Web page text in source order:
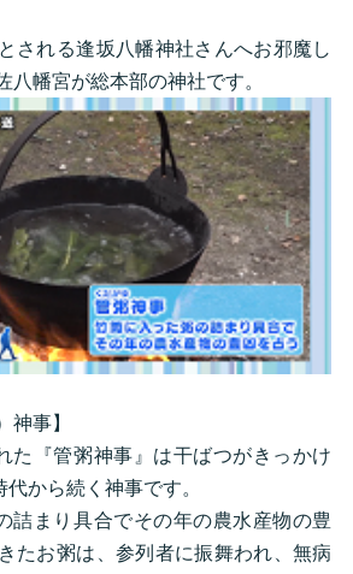
される逢坂八幡神社さんへお邪魔し
八幡宮が総本部の神社です。
神事】
た『管粥神事』は干ばつがきっかけ
から続く神事です。
詰まり具合でその年の農水産物の豊
たお粥は、参列者に振舞われ、無病